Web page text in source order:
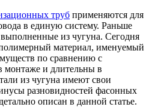
труб применяются для
в единую систему. Раньше
из чугуна. Сегодня
материал, именуемый
по сравнению с
монтаже и длительны в
из чугуна имеют свои
разновидностей фасонных
описан в данной статье.